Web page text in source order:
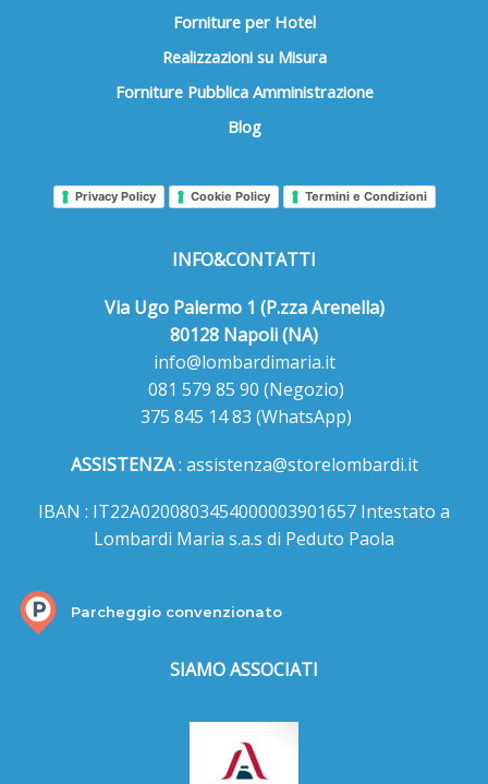
Forniture per Hotel
Realizzazioni su Misura
Forniture Pubblica Amministrazione
Blog
Privacy Policy Cookie Policy Termini e Condizioni
INFO&CONTATTI
Via Ugo Palermo 1 (P.zza Arenella)
80128 Napoli (NA)
info@lombardimaria.it
081 579 85 90 (Negozio)
375 845 14 83 (WhatsApp)
ASSISTENZA: assistenza@storelombardi.it
IBAN : IT22A0200803454000003901657 Intestato a
Lombardi Maria s.a.s di Peduto Paola
Parcheggio convenzionato
SIAMO ASSOCIATI